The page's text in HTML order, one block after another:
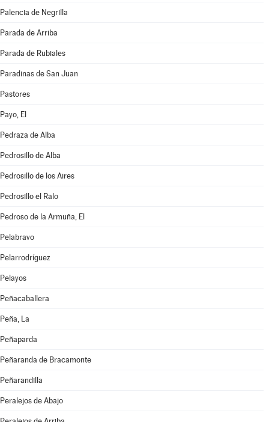
Palencia de Negrilla
Parada de Arriba
Parada de Rubiales
Paradinas de San Juan
Pastores
Payo, El
Pedraza de Alba
Pedrosillo de Alba
Pedrosillo de los Aires
Pedrosillo el Ralo
Pedroso de la Armuña, El
Pelabravo
Pelarrodríguez
Pelayos
Peñacaballera
Peña, La
Peñaparda
Peñaranda de Bracamonte
Peñarandilla
Peralejos de Abajo